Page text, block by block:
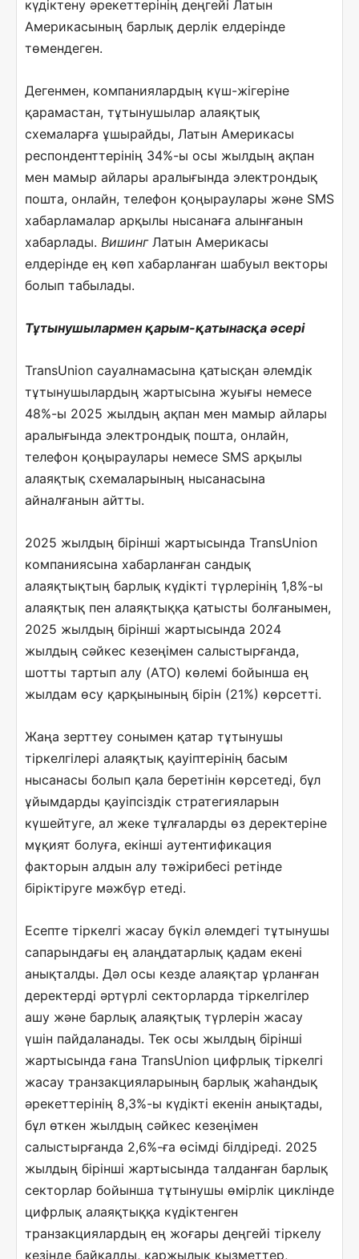
күдіктену әрекеттерінің деңгейі Латын
Америкасының барлық дерлік елдерінде
төмендеген.
Дегенмен, компаниялардың күш-жігеріне
қарамастан, тұтынушылар алаяқтық
схемаларға ұшырайды, Латын Америкасы
респонденттерінің 34%-ы осы жылдың ақпан
мен мамыр айлары аралығында электрондық
пошта, онлайн, телефон қоңыраулары және SMS
хабарламалар арқылы нысанаға алынғанын
хабарлады. ВишингЛатын Америкасы
елдерінде ең көп хабарланған шабуыл векторы
болып табылады.
Тұтынушылармен қарым-қатынасқа әсері
TransUnion сауалнамасына қатысқан әлемдік
тұтынушылардың жартысына жуығы немесе
48%-ы 2025 жылдың ақпан мен мамыр айлары
аралығында электрондық пошта, онлайн,
телефон қоңыраулары немесе SMS арқылы
алаяқтық схемаларының нысанасына
айналғанын айтты.
2025 жылдың бірінші жартысында TransUnion
компаниясына хабарланған сандық
алаяқтықтың барлық күдікті түрлерінің 1,8%-ы
алаяқтық пен алаяқтыққа қатысты болғанымен,
2025 жылдың бірінші жартысында 2024
жылдың сәйкес кезеңімен салыстырғанда,
шотты тартып алу (ATO) көлемі бойынша ең
жылдам өсу қарқынының бірін (21%) көрсетті.
Жаңа зерттеу сонымен қатар тұтынушы
тіркелгілері алаяқтық қауіптерінің басым
нысанасы болып қала беретінін көрсетеді, бұл
ұйымдарды қауіпсіздік стратегияларын
күшейтуге, ал жеке тұлғаларды өз деректеріне
мұқият болуға, екінші аутентификация
факторын алдын алу тәжірибесі ретінде
біріктіруге мәжбүр етеді.
Есепте тіркелгі жасау бүкіл әлемдегі тұтынушы
сапарындағы ең алаңдатарлық қадам екені
анықталды. Дәл осы кезде алаяқтар ұрланған
деректерді әртүрлі секторларда тіркелгілер
ашу және барлық алаяқтық түрлерін жасау
үшін пайдаланады. Тек осы жылдың бірінші
жартысында ғана TransUnion цифрлық тіркелгі
жасау транзакцияларының барлық жаһандық
әрекеттерінің 8,3%-ы күдікті екенін анықтады,
бұл өткен жылдың сәйкес кезеңімен
салыстырғанда 2,6%-ға өсімді білдіреді. 2025
жылдың бірінші жартысында талданған барлық
секторлар бойынша тұтынушы өмірлік циклінде
цифрлық алаяқтыққа күдіктенген
транзакциялардың ең жоғары деңгейі тіркелу
кезінде байқалды, қаржылық қызметтер,